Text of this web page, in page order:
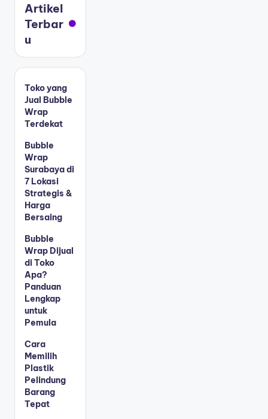
Artikel
Terbar
u
Toko yang
Jual Bubble
Wrap
Terdekat
Bubble
Wrap
Surabaya di
7 Lokasi
Strategis &
Harga
Bersaing
Bubble
Wrap Dijual
di Toko
Apa?
Panduan
Lengkap
untuk
Pemula
Cara
Memilih
Plastik
Pelindung
Barang
Tepat